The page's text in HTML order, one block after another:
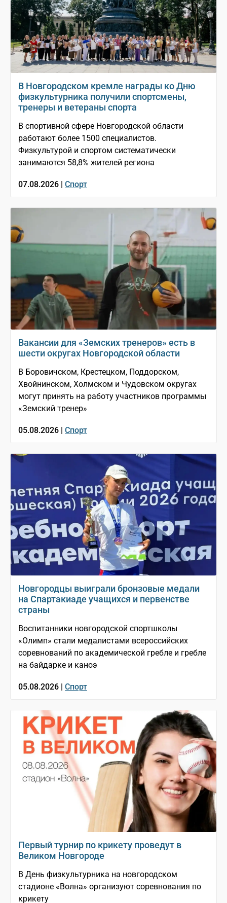
В Новгородском кремле награды ко Дню
физкультурника получили спортсмены,
тренеры и ветераны спорта
В спортивной сфере Новгородской области
работают более 1500 специалистов.
Физкультурой и спортом систематически
занимаются 58,8% жителей региона
07.08.2026 | Спорт
Вакансии для «Земских тренеров» есть в
шести округах Новгородской области
В Боровичском, Крестецком, Поддорском,
Хвойнинском, Холмском и Чудовском округах
могут принять на работу участников программы
«Земский тренер»
05.08.2026 | Спорт
Новгородцы выиграли бронзовые медали
на Спартакиаде учащихся и первенстве
страны
Воспитанники новгородской спортшколы
«Олимп» стали медалистами всероссийских
соревнований по академической гребле и гребле
на байдарке и каноэ
05.08.2026 | Спорт
Первый турнир по крикету проведут в
Великом Новгороде
В День физкультурника на новгородском
стадионе «Волна» организуют соревнования по
крикету